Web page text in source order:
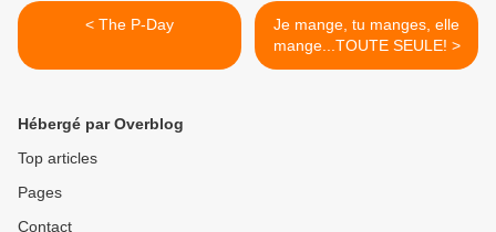
< The P-Day
Je mange, tu manges, elle
mange...TOUTE SEULE! >
Hébergé par Overblog
Top articles
Pages
Contact